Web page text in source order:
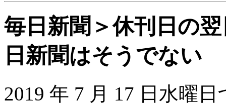
毎日新聞＞休刊日の
日新聞はそうでない
2019 年 7 月 17 日水曜